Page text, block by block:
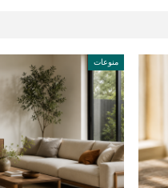
منوعات